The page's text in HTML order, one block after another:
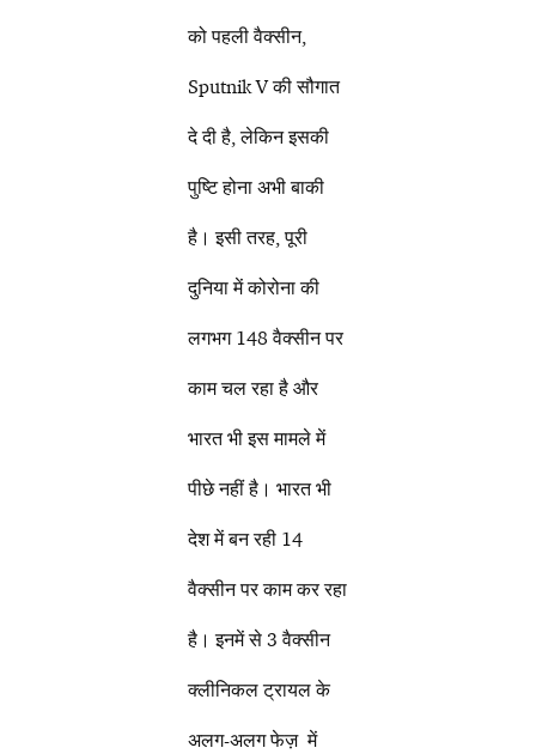
को पहली वैक्सीन,
Sputnik V की सौगात
दे दी है, लेकिन इसकी
पुष्टि होना अभी बाकी
है। इसी तरह, पूरी
दुनिया में कोरोना की
लगभग 148 वैक्सीन पर
काम चल रहा है और
भारत भी इस मामले में
पीछे नहीं है। भारत भी
देश में बन रही 14
वैक्सीन पर काम कर रहा
है। इनमें से 3 वैक्सीन
क्लीनिकल ट्रायल के
अलग-अलग फेज़ में